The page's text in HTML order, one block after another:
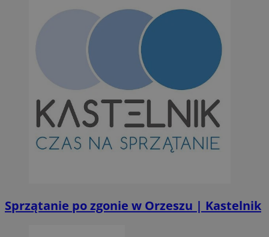
Sprzątanie po zgonie w Orzeszu | Kastelnik